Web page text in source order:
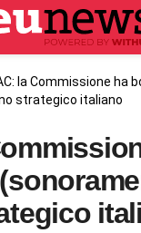
la Commissione ha
strategico italiano